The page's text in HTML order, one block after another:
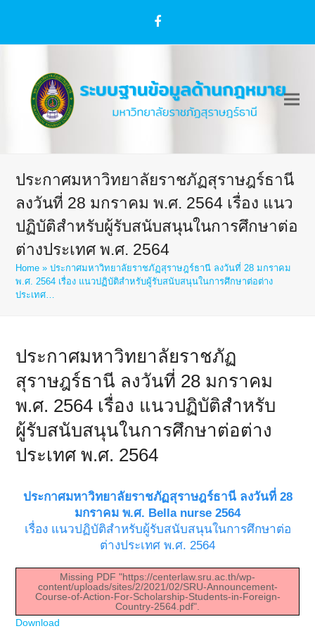
Facebook
ประกาศมหาวิทยาลัยราชภัฏสุราษฎร์ธานี
ลงวันที่ 28 มกราคม พ.ศ. 2564 เรื่อง แนว
ปฏิบัติสำหรับผู้รับสนับสนุนในการศึกษาต่อ
ต่างประเทศ พ.ศ. 2564
Home »ประกาศมหาวิทยาลัยราชภัฏสุราษฎร์ธานี ลงวันที่ 28 มกราคม
พ.ศ. 2564 เรื่อง แนวปฏิบัติสำหรับผู้รับสนับสนุนในการศึกษาต่อต่าง
ประเทศ…
ประกาศมหาวิทยาลัยราชภัฏ
สุราษฎร์ธานี ลงวันที่ 28 มกราคม
พ.ศ. 2564 เรื่อง แนวปฏิบัติสำหรับ
ผู้รับสนับสนุนในการศึกษาต่อต่าง
ประเทศ พ.ศ. 2564
ประกาศมหาวิทยาลัยราชภัฏสุราษฎร์ธานี ลงวันที่ 28
มกราคม พ.ศ. Bella nurse 2564
เรื่อง แนวปฏิบัติสำหรับผู้รับสนับสนุนในการศึกษาต่อ
ต่างประเทศ พ.ศ. 2564
Missing PDF "https://centerlaw.sru.ac.th/wp-
content/uploads/sites/2/2021/02/SRU-Announcement-
Course-of-Action-For-Scholarship-Students-in-Foreign-
Country-2564.pdf".
Download